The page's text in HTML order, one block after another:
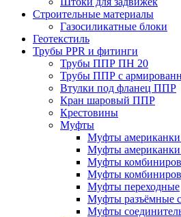
Строительные материалы
Газосиликатные блоки
Геотекстиль
Трубы PPR и фитинги
Трубы ППР ПН 20
Трубы ППР с
Втулки под фланец ППР
Кран шаровый ППР
Крестовины
Муфты
Муфты американки
Муфты американки
Муфты
Муфты
Муфты переходные
Муфты разъёмные
Муфты